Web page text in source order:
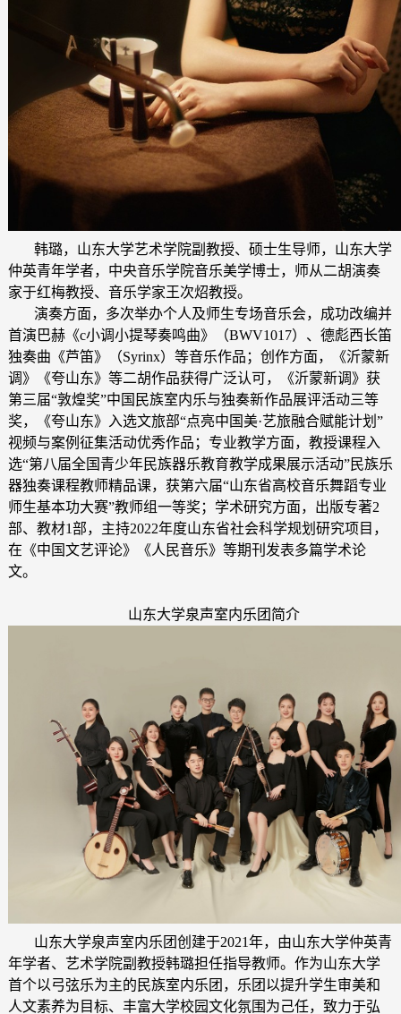
韩璐，山东大学艺术学院副教授、硕士生导师，山东大学
仲英青年学者，中央音乐学院音乐美学博士，师从二胡演奏
家于红梅教授、音乐学家王次炤教授。
演奏方面，多次举办个人及师生专场音乐会，成功改编并
首演巴赫《c小调小提琴奏鸣曲》（BWV1017）、德彪西长笛
独奏曲《芦笛》（Syrinx）等音乐作品；创作方面，《沂蒙新
调》《夸山东》等二胡作品获得广泛认可，《沂蒙新调》获
第三届“敦煌奖”中国民族室内乐与独奏新作品展评活动三等
奖，《夸山东》入选文旅部“点亮中国美·艺旅融合赋能计划”
视频与案例征集活动优秀作品；专业教学方面，教授课程入
选“第八届全国青少年民族器乐教育教学成果展示活动”民族乐
器独奏课程教师精品课，获第六届“山东省高校音乐舞蹈专业
师生基本功大赛”教师组一等奖；学术研究方面，出版专著2
部、教材1部，主持2022年度山东省社会科学规划研究项目，
在《中国文艺评论》《人民音乐》等期刊发表多篇学术论
文。
山东大学泉声室内乐团简介
山东大学泉声室内乐团创建于2021年，由山东大学仲英青
年学者、艺术学院副教授韩璐担任指导教师。作为山东大学
首个以弓弦乐为主的民族室内乐团，乐团以提升学生审美和
人文素养为目标、丰富大学校园文化氛围为己任，致力于弘